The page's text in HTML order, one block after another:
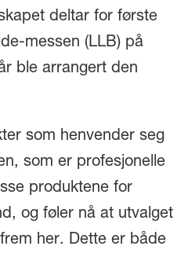
deltar for første
messen (LLB) på
ble arrangert den
som henvender seg
som er profesjonelle
produktene for
og føler nå at utvalget
her. Dette er både